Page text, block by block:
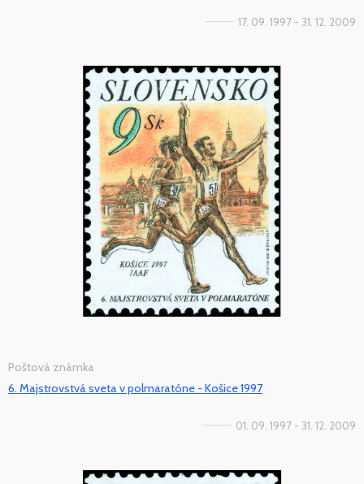
17. 09. 1997 - 31. 12. 2009
Poštová známka
6. Majstrovstvá sveta v polmaratóne - Košice 1997
01. 09. 1997 - 31. 12. 2009